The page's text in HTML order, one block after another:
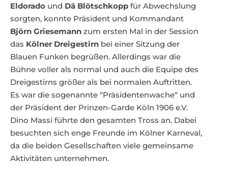
Eldorado und Dä Blötschkopp für Abwechslung
sorgten, konnte Präsident und Kommandant
Björn Griesemann zum ersten Mal in der Session
das Kölner Dreigestirn bei einer Sitzung der
Blauen Funken begrüßen. Allerdings war die
Bühne voller als normal und auch die Equipe des
Dreigestirns größer als bei normalen Auftritten.
Es war die sogenannte “Präsidentenwache“ und
der Präsident der Prinzen-Garde Köln 1906 e.V.
Dino Massi führte den gesamten Tross an. Dabei
besuchten sich enge Freunde im Kölner Karneval,
da die beiden Gesellschaften viele gemeinsame
Aktivitäten unternehmen.